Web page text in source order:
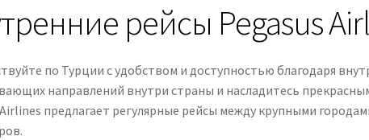
рейсы Pegasus
по Турции с удобством и доступностью благодаря
направлений внутри страны и насладитесь
предлагает регулярные рейсы между крупными